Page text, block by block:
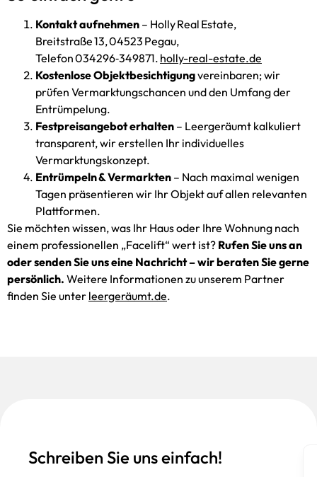
Kontakt aufnehmen – Holly Real Estate,
Breitstraße 13, 04523 Pegau,
Telefon 034296‑349871. holly-real-estate.de
Kostenlose Objekt­besichtigungvereinbaren; wir
prüfen Vermarktungs­­chancen und den Umfang der
Entrümpelung.
Festpreisangebot erhalten – Leergeräumt kalkuliert
transparent, wir erstellen Ihr individuelles
Vermarktungs­konzept.
Entrümpeln & Vermarkten – Nach maximal wenigen
Tagen präsentieren wir Ihr Objekt auf allen relevanten
Plattformen.
Sie möchten wissen, was Ihr Haus oder Ihre Wohnung nach
einem professionellen „Facelift“ wert ist? Rufen Sie uns an
oder senden Sie uns eine Nachricht – wir beraten Sie gerne
persönlich. Weitere Informationen zu unserem Partner
finden Sie unter leergeräumt.de.
Schreiben Sie uns einfach!